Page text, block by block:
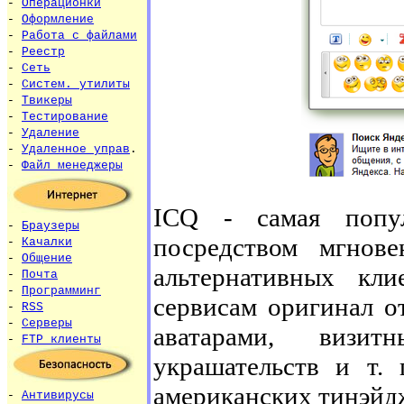
- Операционки
- Оформление
- Работа с файлами
- Реестр
- Сеть
- Систем. утилиты
- Твикеры
- Тестирование
- Удаление
- Удаленное управ .
- Файл менеджеры
- Браузеры
- Качалки
- Общение
- Почта
- Программинг
- RSS
- Серверы
- FTP клиенты
- Антивирусы
ICQ - самая
посредством
альтернативных
сервисам оригинал
аватарами,
украшательств и
американских